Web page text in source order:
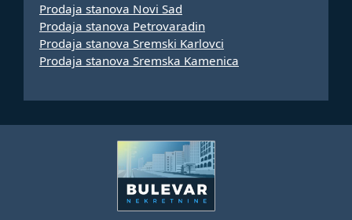
Prodaja stanova Novi Sad
Prodaja stanova Petrovaradin
Prodaja stanova Sremski Karlovci
Prodaja stanova Sremska Kamenica